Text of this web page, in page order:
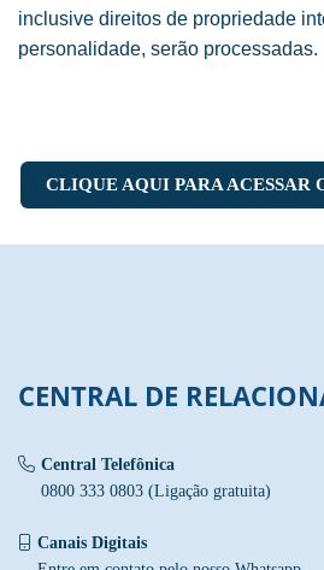
inclusive direitos de propriedade
personalidade, serão processadas.
CLIQUE AQUI PARA ACESSAR
CENTRAL DE
Central Telefônica
0800 333 0803 (Ligação gratuita)
Canais Digitais